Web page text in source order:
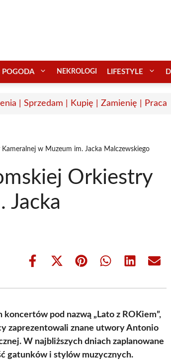
POGODA NEKROLOGI LIFESTYLE
| Sprzedam | Kupię | Zamienię | Praca
w Muzeum im. Jacka Malczewskiego
Orkiestry
Jacka
Share
Share
(Twitter)
Share Share Share Share
pod nazwą „Lato z ROKiem”,
zaprezentowali znane utwory Antonio
W najbliższych dniach zaplanowane
gatunków i stylów muzycznych.